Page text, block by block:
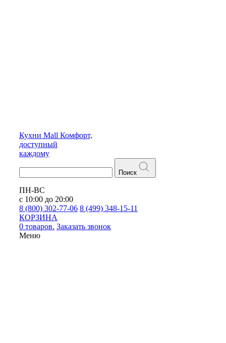
Кухни Mall Комфорт,
доступный
каждому
Поиск
ПН-ВС
с 10:00 до 20:00
8 (800) 302-77-06 8 (499) 348-15-11
КОРЗИНА
0 товаров. Заказать звонок
Меню